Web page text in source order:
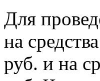
Для
на
руб. и на